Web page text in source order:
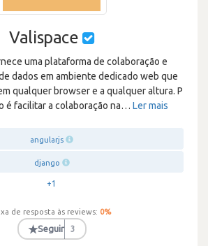
Valispace
uma plataforma de colaboração e
dados em ambiente dedicado web que
qualquer browser e a qualquer altura. P
é facilitar a colaboração na… Ler mais
angularjs
django
+1
de resposta às reviews: 0%
★Seguir 3